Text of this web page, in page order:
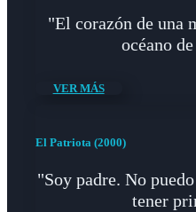
"El corazón de una
océano
VER MÁS
El Patriota (2000)
"Soy padre. No
tener